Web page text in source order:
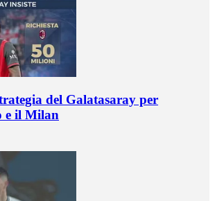
del Galatasaray per
e il Milan